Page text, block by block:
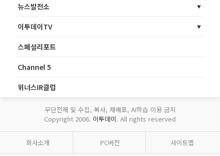
뉴스발전소
이투데이TV
스페셜리포트
Channel 5
위너스IR클럽
무단전재 및 수집, 복사, 재배포, AI학습 이용 금지
Copyright 2006. 이투데이. All rights reserved
회사소개 PC버전 사이트맵